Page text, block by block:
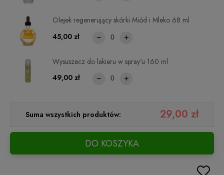
Olejek regenerujący skórki Miód i Mleko 68 ml
45,00 zł
Wysuszacz do lakieru w spray'u 160 ml
49,00 zł
Suma wszystkich produktów: 29,00 zł
DO KOSZYKA